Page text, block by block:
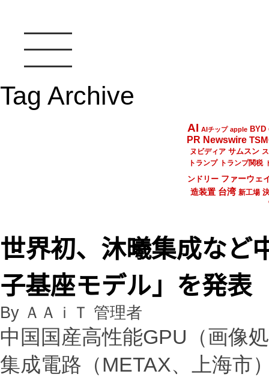
Tag Archive
AI AIチップ apple BYD
PR Newswire
ヌビディア サムスン
トランプ
トランプ関税
ンドリー ファーウェ
造装置 台湾 新工場
世界初、沐曦集成など
子基座モデル」を発表
By ＡＡｉＴ 管理者
中国国産高性能GPU（画像
集成電路（METAX、上海市